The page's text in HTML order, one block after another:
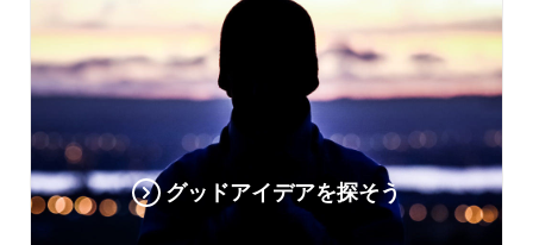
グッドアイデアを探そう